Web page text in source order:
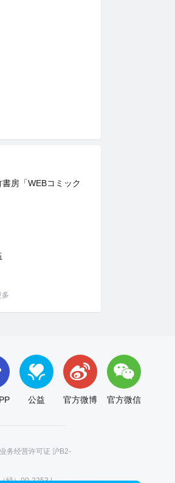
房「WEBコミック
）
多
公益 官方微博 官方微信
务经营许可证 沪B2-
经）00-2253 |